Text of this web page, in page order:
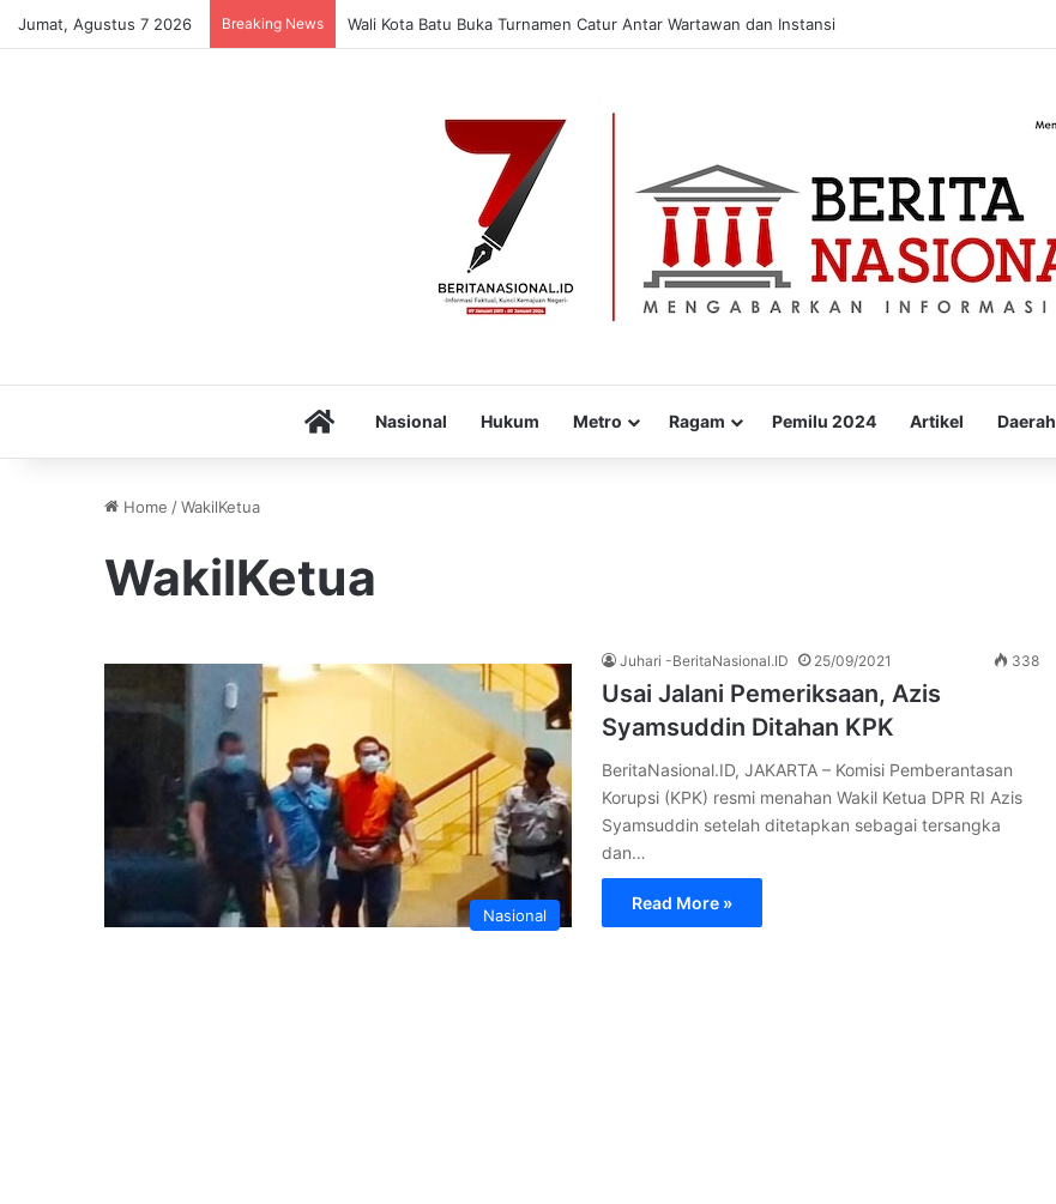
Jumat, Agustus 7 2026 Breaking News Wali Kota Batu Buka Turnamen Catur Antar Wartawan dan Instansi
HomeNasional Hukum Metro Ragam Pemilu 2024 Artikel Daerah
Home /WakilKetua
WakilKetua
Nasional
Juhari -BeritaNasional.ID 25/09/2021 338
Usai Jalani Pemeriksaan, Azis
Syamsuddin Ditahan KPK
BeritaNasional.ID, JAKARTA – Komisi Pemberantasan
Korupsi (KPK) resmi menahan Wakil Ketua DPR RI Azis
Syamsuddin setelah ditetapkan sebagai tersangka
dan…
Read More »